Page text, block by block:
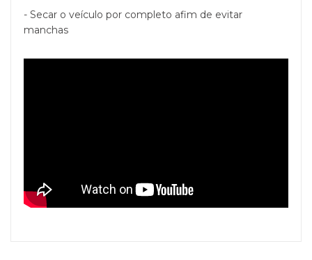
- Secar o veículo por completo afim de evitar
manchas